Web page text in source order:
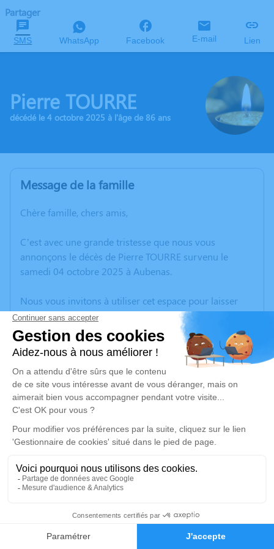
Faire-part Hommages
Partager
SMS WhatsApp Facebook E-mail Lien
Pierre TOURRE
décédé le 4 octobre 2025 à l'âge de 86 ans
Message de la famille
Chère famille, chers amis,
C’est avec une grande tristesse que nous vous
annonçons le décès de Pierre TOURRE survenu le
samedi 04 octobre 2025 à Aubenas.
Nous vous invitons à utiliser cet espace pour laisser
vos condoléances, partager des photos souvenirs, une
anecdote ou exprimer vos pensées à travers des
poèmes ou des textes. Cet endroit est un lieu
d'expression dédié à honorer la mémoire de Pierre
TOURRE.
Un service de plantation d’arbre hommage est
disponible ici.
Je rends hommage
Cérémonie religieuse
Église de Ruoms
07120 Ruoms